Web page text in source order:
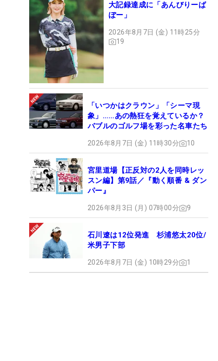
大記録達成に「あんびりーば
ぼー」
2026年8月7日 (金) 11時25分
19
「いつかはクラウン」「シーマ現
象」……あの熱狂を覚えているか？
バブルのゴルフ場を彩った名車たち
2026年8月7日 (金) 11時30分 10
宮里道場【正反対の2人を同時レッ
スン編】第9話／『動く順番 & ダン
パー』
2026年8月3日 (月) 07時00分 9
石川遼は12位発進 杉浦悠太20位/
米男子下部
2026年8月7日 (金) 10時29分 1